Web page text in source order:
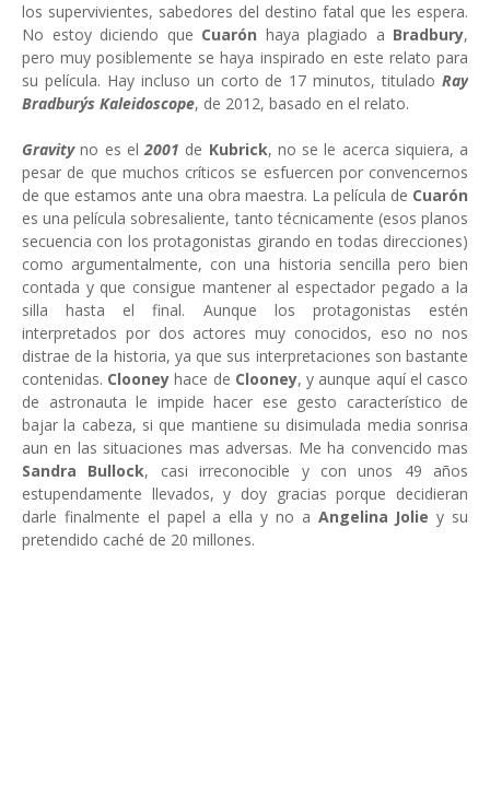
los supervivientes, sabedores del destino fatal que les espera.
No estoy diciendo que Cuarón haya plagiado a Bradbury,
pero muy posiblemente se haya inspirado en este relato para
su película. Hay incluso un corto de 17 minutos, titulado Ray
Bradbury´s Kaleidoscope, de 2012, basado en el relato.
Gravityno es el2001 de Kubrick, no se le acerca siquiera, a
pesar de que muchos críticos se esfuercen por convencernos
de que estamos ante una obra maestra. La película de Cuarón
es una película sobresaliente, tanto técnicamente (esos planos
secuencia con los protagonistas girando en todas direcciones)
como argumentalmente, con una historia sencilla pero bien
contada y que consigue mantener al espectador pegado a la
silla hasta el final. Aunque los protagonistas estén
interpretados por dos actores muy conocidos, eso no nos
distrae de la historia, ya que sus interpretaciones son bastante
contenidas. Clooneyhace de Clooney, y aunque aquí el casco
de astronauta le impide hacer ese gesto característico de
bajar la cabeza, si que mantiene su disimulada media sonrisa
aun en las situaciones mas adversas. Me ha convencido mas
Sandra Bullock, casi irreconocible y con unos 49 años
estupendamente llevados, y doy gracias porque decidieran
darle finalmente el papel a ella y no a Angelina Jolie y su
pretendido caché de 20 millones.